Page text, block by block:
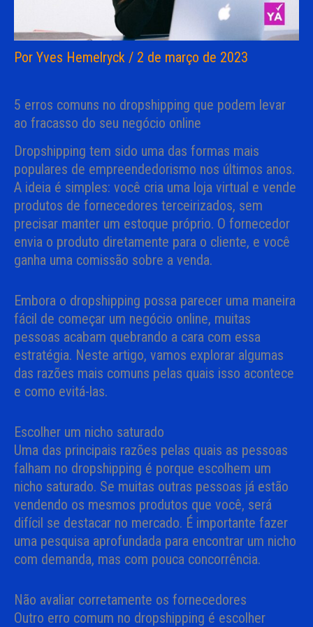
Por Yves Hemelryck / 2 de março de 2023
5 erros comuns no dropshipping que podem levar
ao fracasso do seu negócio online
Dropshipping tem sido uma das formas mais
populares de empreendedorismo nos últimos anos.
A ideia é simples: você cria uma loja virtual e vende
produtos de fornecedores terceirizados, sem
precisar manter um estoque próprio. O fornecedor
envia o produto diretamente para o cliente, e você
ganha uma comissão sobre a venda.
Embora o dropshipping possa parecer uma maneira
fácil de começar um negócio online, muitas
pessoas acabam quebrando a cara com essa
estratégia. Neste artigo, vamos explorar algumas
das razões mais comuns pelas quais isso acontece
e como evitá-las.
Escolher um nicho saturado
Uma das principais razões pelas quais as pessoas
falham no dropshipping é porque escolhem um
nicho saturado. Se muitas outras pessoas já estão
vendendo os mesmos produtos que você, será
difícil se destacar no mercado. É importante fazer
uma pesquisa aprofundada para encontrar um nicho
com demanda, mas com pouca concorrência.
Não avaliar corretamente os fornecedores
Outro erro comum no dropshipping é escolher